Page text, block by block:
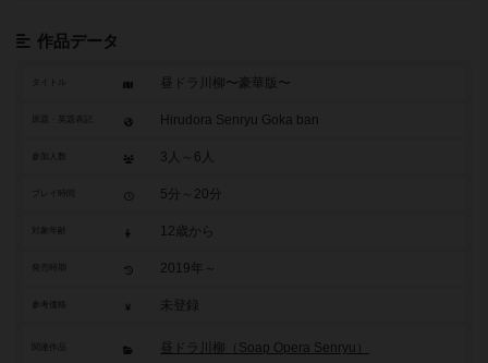
作品データ
タイトル 昼ドラ川柳〜豪華版〜
Hirudora Senryu Goka ban
参加人数 3人～6人
5分～20分
12歳から
2019年～
参考価格 未登録
関連作品 昼ドラ川柳（Soap Opera Senryu）